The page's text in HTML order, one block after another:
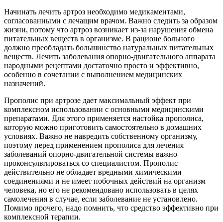
Начинать лечить артроз необходимо медикаментами,
согласованными с лечащим врачом. Важно следить за образом
жизни, потому что артроз возникает из-за нарушения обмена
питательных веществ в организме. В рационе больного
должно преобладать большинство натуральных питательных
веществ. Лечить заболевания опорно-двигательного аппарата
народными рецептами достаточно просто и эффективно,
особенно в сочетании с выполнением медицинских
назначений.
Прополис при артрозе дает максимальный эффект при
комплексном использовании с основными медицинскими
препаратами. Для этого применяется настойка прополиса,
которую можно приготовить самостоятельно в домашних
условиях. Важно не навредить собственному организму,
поэтому перед применением прополиса для лечения
заболеваний опорно-двигательной системы важно
проконсультироваться со специалистом. Прополис
действительно не обладает вредными химическими
соединениями и не имеет побочных действий на организм
человека, но его не рекомендовано использовать в целях
самолечения в случае, если заболевание не установлено.
Помимо прочего, надо помнить, что средство эффективно при
комплексной терапии.